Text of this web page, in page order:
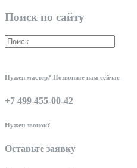
Поиск по сайту
Нужен мастер? Позвоните нам сейчас
+7 499 455-00-42
Нужен звонок?
Оставьте заявку